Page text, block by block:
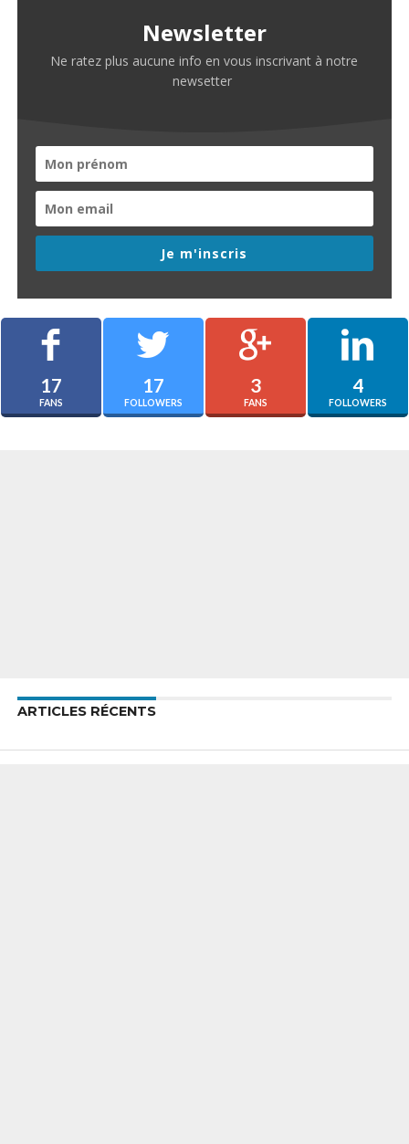
Newsletter
Ne ratez plus aucune info en vous inscrivant à notre
newsetter
Je m'inscris
17
FANS
17
FOLLOWERS
3
FANS
4
FOLLOWERS
ARTICLES RÉCENTS